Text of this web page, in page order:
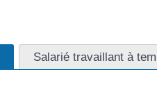
Salarié travaillant à